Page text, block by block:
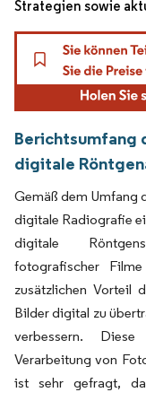
Strategien sowie
Berichtsumfang
digitale
Gemäß dem Umfang
digitale Radiografie
digitale
fotografischer
zusätzlichen Vorteil
Bilder digital zu
verbessern.
Verarbeitung von
ist sehr gefragt,